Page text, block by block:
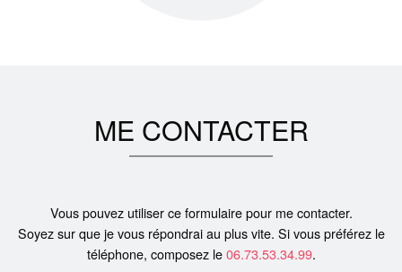
ME CONTACTER
Vous pouvez utiliser ce formulaire pour me contacter.
Soyez sur que je vous répondrai au plus vite. Si vous préférez le
téléphone, composez le06.73.53.34.99.